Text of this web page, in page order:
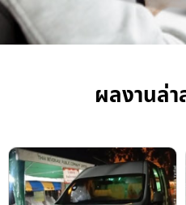
ผลงานล่า